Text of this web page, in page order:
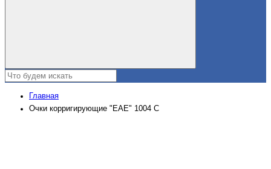
Главная
Очки корригирующие "EAE" 1004 С